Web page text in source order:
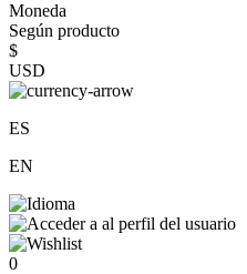
Moneda
Según producto
$
USD
ES
EN
0